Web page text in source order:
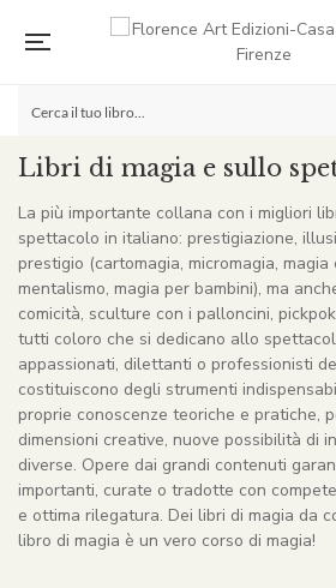
Libri di magia e sullo
La più importante collana con i migliori
spettacolo in italiano: prestigiazione,
prestigio (cartomagia, micromagia, magia
mentalismo, magia per bambini), ma
comicità, sculture con i palloncini,
tutti coloro che si dedicano allo
appassionati, dilettanti o professionisti
costituiscono degli strumenti
proprie conoscenze teoriche e pratiche,
dimensioni creative, nuove possibilità di
diverse. Opere dai grandi contenuti
importanti, curate o tradotte con
e ottima rilegatura. Dei libri di magia da
libro di magia è un vero corso di magia!